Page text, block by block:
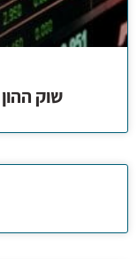
שוק